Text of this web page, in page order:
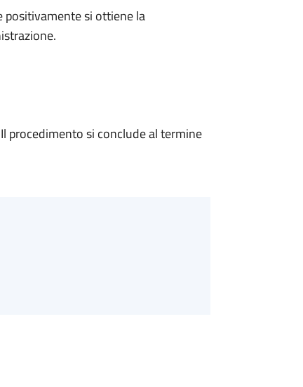
si ottiene la
procedimento si conclude al termine